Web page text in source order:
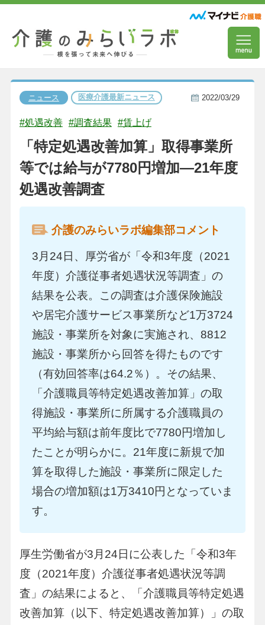
ニュース 医療介護最新ニュース 2022/03/29
#処遇改善 #調査結果 #賃上げ
「特定処遇改善加算」取得事業所
等では給与が7780円増加―21年度
処遇改善調査
介護のみらいラボ編集部コメント
3月24日、厚労省が「令和3年度（2021
年度）介護従事者処遇状況等調査」の
結果を公表。この調査は介護保険施設
や居宅介護サービス事業所など1万3724
施設・事業所を対象に実施され、8812
施設・事業所から回答を得たものです
（有効回答率は64.2％）。その結果、
「介護職員等特定処遇改善加算」の取
得施設・事業所に所属する介護職員の
平均給与額は前年度比で7780円増加し
たことが明らかに。21年度に新規で加
算を取得した施設・事業所に限定した
場合の増加額は1万3410円となっていま
す。
厚生労働省が3月24日に公表した「令和3年
度（2021年度）介護従事者処遇状況等調
査」の結果によると、「介護職員等特定処遇
改善加算（以下、特定処遇改善加算）」の取